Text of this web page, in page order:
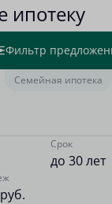
ипотеку
Фильтр
Семейная ипотека
Срок
до 30 лет